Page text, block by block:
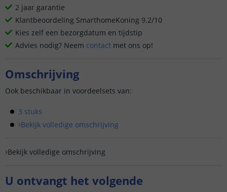
2 jaar garantie
Klantbeoordeling SmarthomeKoning 9.2/10
Kies zelf een bezorgdatum en tijdstip
Advies nodig? Neem contact met ons op!
Omschrijving
Ook beschikbaar in voordeelsets van:
3 stuks
Bekijk volledige omschrijving
Bekijk volledige omschrijving
U ontvangt het volgende